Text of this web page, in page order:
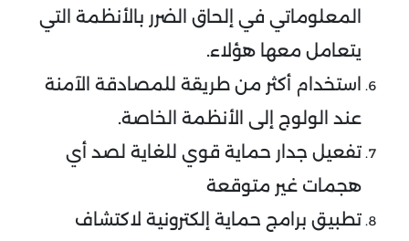
المعلوماتي في إلحاق الضرر بالأنظمة التي
يتعامل معها هؤلاء.
استخدام أكثر من طريقة للمصادقة الآمنة
عند الولوج إلى الأنظمة الخاصة.
تفعيل جدار حماية قوي للغاية لصد أي
هجمات غير متوقعة
تطبيق برامج حماية إلكترونية لاكتشاف